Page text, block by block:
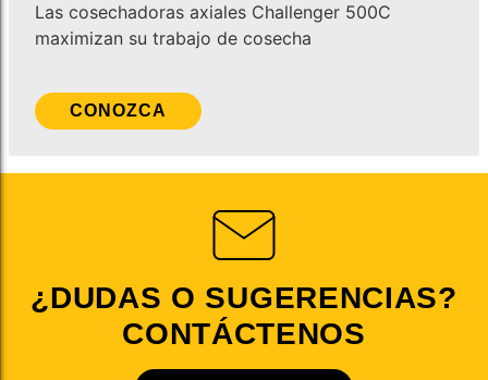
Las cosechadoras axiales Challenger 500C
maximizan su trabajo de cosecha
CONOZCA
¿DUDAS O SUGERENCIAS?
CONTÁCTENOS